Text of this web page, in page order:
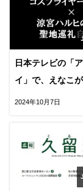
日本テレビの「
イ」で、えなこ
ニメ聖地巡礼自
2024年10月7日